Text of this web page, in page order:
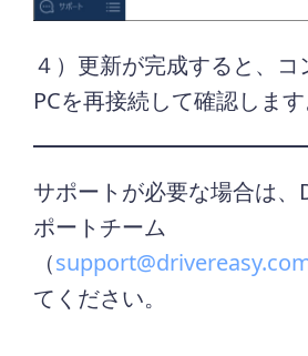
４）更新が完成すると、コ
PCを再接続して確認します
サポートが必要な場合は
ポートチーム
（
てください。